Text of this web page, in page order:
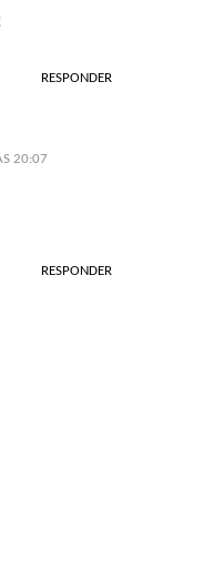
RESPONDER
20:07
RESPONDER